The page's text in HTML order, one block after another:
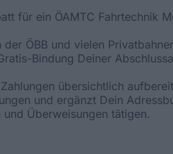
für ein ÖAMTC Fahrtechnik
ÖBB und vielen
Bindung Deiner
übersichtlich
und ergänzt Dein
Überweisungen tätigen.